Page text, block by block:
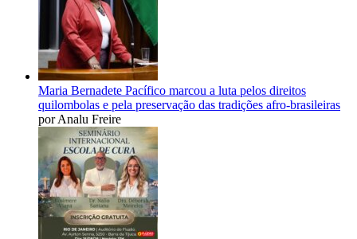
Maria Bernadete Pacífico marcou a luta pelos direitos
quilombolas e pela preservação das tradições afro-brasileiras
por Analu Freire